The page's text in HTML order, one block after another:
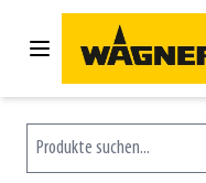
Zum Inhalt springen
Produkte suchen...